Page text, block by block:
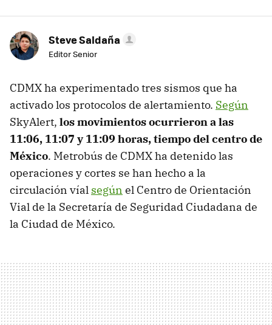
Steve Saldaña
Editor Senior
CDMX ha experimentado tres sismos que ha
activado los protocolos de alertamiento. Según
SkyAlert, los movimientos ocurrieron a las
11:06, 11:07 y 11:09 horas, tiempo del centro de
México. Metrobús de CDMX ha detenido las
operaciones y cortes se han hecho a la
circulación víal según el Centro de Orientación
Vial de la Secretaría de Seguridad Ciudadana de
la Ciudad de México.